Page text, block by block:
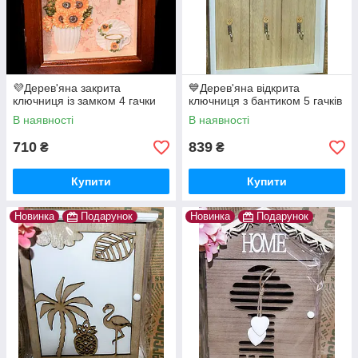
💜Дерев'яна закрита
ключниця із замком 4 гачки
В наявності
710 ₴
Купити
💙Дерев'яна відкрита
ключниця з бантиком 5 гачків
В наявності
839 ₴
Купити
Новинка Подарунок Новинка Подарунок